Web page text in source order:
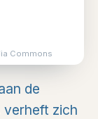
Commons
de
verheft zich